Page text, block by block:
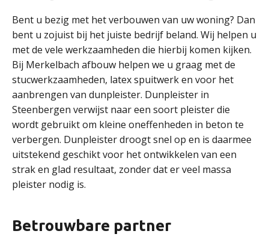
Bent u bezig met het verbouwen van uw woning? Dan
bent u zojuist bij het juiste bedrijf beland. Wij helpen u
met de vele werkzaamheden die hierbij komen kijken.
Bij Merkelbach afbouw helpen we u graag met de
stucwerkzaamheden, latex spuitwerk en voor het
aanbrengen van dunpleister. Dunpleister in
Steenbergen verwijst naar een soort pleister die
wordt gebruikt om kleine oneffenheden in beton te
verbergen. Dunpleister droogt snel op en is daarmee
uitstekend geschikt voor het ontwikkelen van een
strak en glad resultaat, zonder dat er veel massa
pleister nodig is.
Betrouwbare partner